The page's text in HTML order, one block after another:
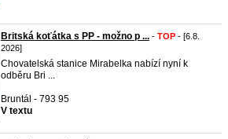
Britská koťátka s PP - možno p ... - TOP - [6.8.
2026]
Chovatelská stanice Mirabelka nabízí nyní k
odběru Bri ...
Bruntál - 793 95
V textu